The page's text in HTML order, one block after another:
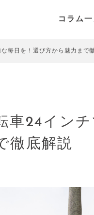
コラム
特定小
毎日を！選び方から魅力まで
車24イン
徹底解説